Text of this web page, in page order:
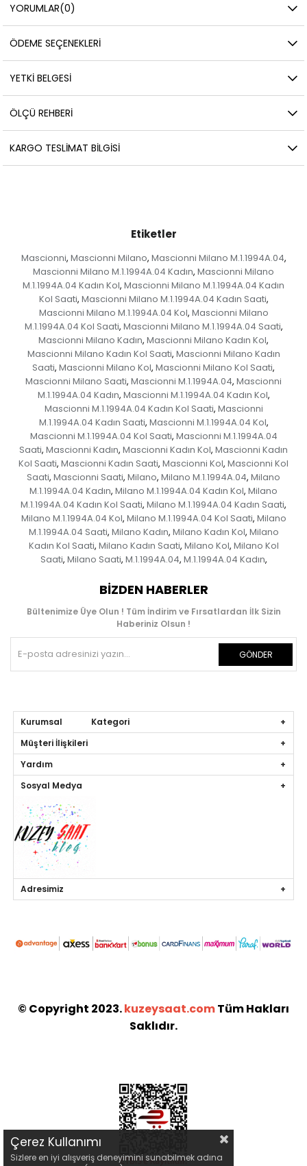
YORUMLAR(0)
ÖDEME SEÇENEKLERI
YETKİ BELGESİ
ÖLÇÜ REHBERI
KARGO TESLIMAT BILGISI
Etiketler
Mascionni, Mascionni Milano, Mascionni Milano M.1.1994A.04,
Mascionni Milano M.1.1994A.04 Kadın, Mascionni Milano
M.1.1994A.04 Kadın Kol, Mascionni Milano M.1.1994A.04 Kadın
Kol Saati, Mascionni Milano M.1.1994A.04 Kadın Saati,
Mascionni Milano M.1.1994A.04 Kol, Mascionni Milano
M.1.1994A.04 Kol Saati, Mascionni Milano M.1.1994A.04 Saati,
Mascionni Milano Kadın, Mascionni Milano Kadın Kol,
Mascionni Milano Kadın Kol Saati, Mascionni Milano Kadın
Saati, Mascionni Milano Kol, Mascionni Milano Kol Saati,
Mascionni Milano Saati, Mascionni M.1.1994A.04, Mascionni
M.1.1994A.04 Kadın, Mascionni M.1.1994A.04 Kadın Kol,
Mascionni M.1.1994A.04 Kadın Kol Saati, Mascionni
M.1.1994A.04 Kadın Saati, Mascionni M.1.1994A.04 Kol,
Mascionni M.1.1994A.04 Kol Saati, Mascionni M.1.1994A.04
Saati, Mascionni Kadın, Mascionni Kadın Kol, Mascionni Kadın
Kol Saati, Mascionni Kadın Saati, Mascionni Kol, Mascionni Kol
Saati, Mascionni Saati, Milano, Milano M.1.1994A.04, Milano
M.1.1994A.04 Kadın, Milano M.1.1994A.04 Kadın Kol, Milano
M.1.1994A.04 Kadın Kol Saati, Milano M.1.1994A.04 Kadın Saati,
Milano M.1.1994A.04 Kol, Milano M.1.1994A.04 Kol Saati, Milano
M.1.1994A.04 Saati, Milano Kadın, Milano Kadın Kol, Milano
Kadın Kol Saati, Milano Kadın Saati, Milano Kol, Milano Kol
Saati, Milano Saati, M.1.1994A.04, M.1.1994A.04 Kadın,
BIZDEN HABERLER
Bültenimize Üye Olun ! Tüm İndirim ve Fırsatlardan İlk Sizin
Haberiniz Olsun !
GÖNDER
Kurumsal Kategori
Müşteri İlişkileri
Yardım
Sosyal Medya
Adresimiz
© Copyright 2023.kuzeysaat.comTüm Hakları
Saklıdır.
Çerez Kullanımı
Sizlere en iyi alışveriş deneyimini sunabilmek adına